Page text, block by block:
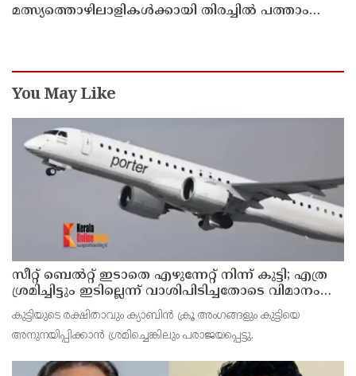
മത്സ്യത്തൊഴിലാളികള്‍ക്കായി തിരച്ചില്‍ പത്താം
You May Like
സീറ്റ് ബെല്‍റ്റ് ഇടാതെ എഴുന്നേറ്റ് നിന്ന് കുട്ടി; എത്ര
ശ്രമിച്ചിട്ടും ഇടില്ലെന്ന് വാശിപിടിച്ചതോടെ വിമാനം
റദ്ദാക്കി
കുട്ടിയുടെ രക്ഷിതാവും ക്യാബിന്‍ ക്രൂ അംഗങ്ങളും കുട്ടിയെ
അനുനയിപ്പിക്കാന്‍ ശ്രമിച്ചെങ്കിലും പരാജയപ്പെട്ടു.